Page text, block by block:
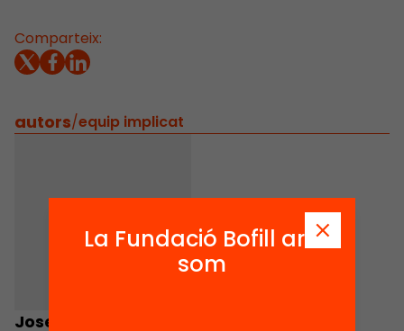
Comparteix:
autors/equip implicat
Josep Gifreu
La Fundació Bofill ara
som